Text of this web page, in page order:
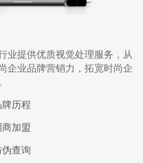
业提供优质视觉处理服务，从
企业品牌营销力，拓宽时尚企
历程
商加盟
查询